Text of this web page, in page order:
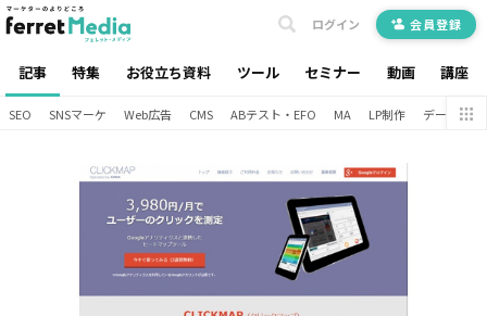
記事 特集 お役立ち資料 ツール セミナー 動画 講座
ログイン 会員登録
SEO SNSマーケ Web広告 CMS ABテスト・EFO MA LP制作 データ分析